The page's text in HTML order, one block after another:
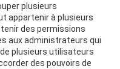
plusieurs
appartenir à plusieurs
des permissions
aux administrateurs qui
plusieurs utilisateurs
des pouvoirs de